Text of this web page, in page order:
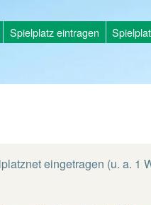
Spielplatz eintragen
eingetragen (u. a. 1